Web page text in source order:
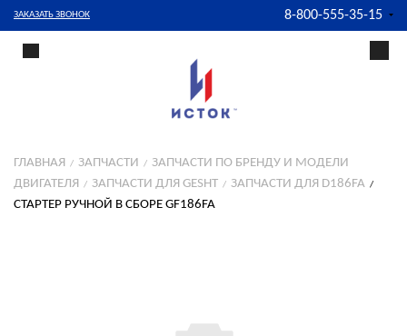
ЗАКАЗАТЬ ЗВОНОК 8-800-555-35-15
ГЛАВНАЯ ЗАПЧАСТИ
ЗАПЧАСТИ ПО БРЕНДУ И МОДЕЛИ
ДВИГАТЕЛЯ
ЗАПЧАСТИ ДЛЯ GESHT
ЗАПЧАСТИ ДЛЯ D186FA
СТАРТЕР РУЧНОЙ В СБОРЕ GF186FA